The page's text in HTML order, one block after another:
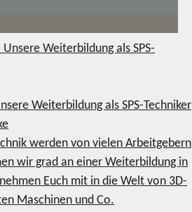
Weiterbildung als SPS-Techniker
werden von vielen Arbeitgebern
wir grad an einer Weiterbildung in
Euch mit in die Welt von 3D-
Maschinen und Co.